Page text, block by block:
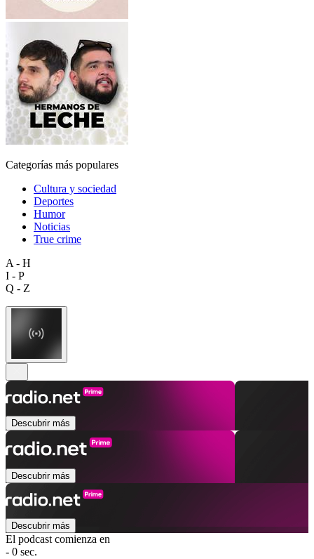
Categorías más populares
Cultura y sociedad
Deportes
Humor
Noticias
True crime
A - H
I - P
Q - Z
Descubrir más
Descubrir más
Descubrir más
El podcast comienza en
- 0 sec.